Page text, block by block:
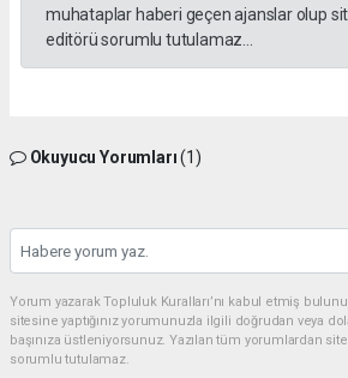
muhataplar haberi geçen ajanslar olup
editörü sorumlu tutulamaz...
Okuyucu Yorumları(1)
Yorum yazarak Topluluk Kuralları’nı kabul etmiş
sitesine yaptığınız yorumunuzla ilgili doğrudan veya
başınıza üstleniyorsunuz. Yazılan tüm yorumlardan
sorumlu tutulamaz.